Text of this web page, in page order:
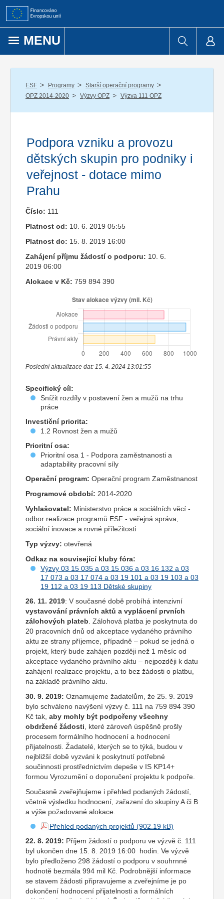
Přejít k obsahu
MENU
ESF / Programy / Starší operační programy /
OPZ 2014-2020 / Výzvy OPZ / Výzva 111 OPZ
Podpora vzniku a provozu
dětských skupin pro podniky i
veřejnost - dotace mimo
Prahu
Číslo: 111
Platnost od: 10. 6. 2019 05:55
Platnost do: 15. 8. 2019 16:00
Zahájení příjmu žádostí o podporu: 10. 6.
2019 06:00
Alokace v Kč: 759 894 390
Poslední aktualizace dat: 15. 4. 2024 13:01:55
Specifický cíl:
Snížit rozdíly v postavení žen a mužů na trhu
práce
Investiční priorita:
1.2 Rovnost žen a mužů
Prioritní osa:
Prioritní osa 1 - Podpora zaměstnanosti a
adaptability pracovní síly
Operační program: Operační program Zaměstnanost
Programové období: 2014-2020
Vyhlašovatel: Ministerstvo práce a sociálních věcí -
odbor realizace programů ESF - veřejná správa,
sociální inovace a rovné příležitosti
Typ výzvy: otevřená
Odkaz na související kluby fóra:
Výzvy 03 15 035 a 03 15 036 a 03 16 132 a 03
17 073 a 03 17 074 a 03 19 101 a 03 19 103 a 03
19 112 a 03 19 113 Dětské skupiny
26. 11. 2019: V současné době probíhá intenzivní
vystavování právních aktů a vyplácení prvních
zálohových plateb. Zálohová platba je poskytnuta do
20 pracovních dnů od akceptace vydaného právního
aktu ze strany příjemce, případně – pokud se jedná o
projekt, který bude zahájen později než 1 měsíc od
akceptace vydaného právního aktu – nejpozději k datu
zahájení realizace projektu, a to bez žádosti o platbu,
na základě právního aktu.
30. 9. 2019: Oznamujeme žadatelům, že 25. 9. 2019
bylo schváleno navýšení výzvy č. 111 na 759 894 390
Kč tak, aby mohly být podpořeny všechny
obdržené žádosti, které zároveň úspěšně prošly
procesem formálního hodnocení a hodnocení
přijatelnosti. Žadatelé, kterých se to týká, budou v
nejbližší době vyzváni k poskytnutí potřebné
součinnosti prostřednictvím depeše v IS KP14+
formou Vyrozumění o doporučení projektu k podpoře.
Současně zveřejňujeme i přehled podaných žádostí,
včetně výsledku hodnocení, zařazení do skupiny A či B
a výše požadované alokace.
Přehled podaných projektů
22. 8. 2019: Příjem žádostí o podporu ve výzvě č. 111
byl ukončen dne 15. 8. 2019 16:00 hodin. Ve výzvě
bylo předloženo 298 žádostí o podporu v souhrnné
hodnotě bezmála 994 mil Kč. Podrobnější informace
se stavem žádosti připravujeme a zveřejníme je po
dokončení hodnocení přijatelnosti a formálních